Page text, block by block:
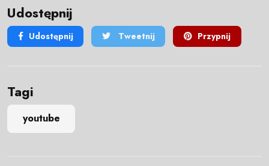
Udostępnij
Udostępnij Tweetnij Przypnij
Tagi
youtube